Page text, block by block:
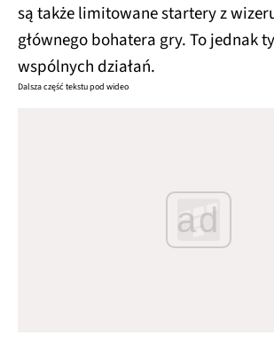
są także limitowane startery z
głównego bohatera gry. To jednak
wspólnych działań.
Dalsza część tekstu pod wideo
ad